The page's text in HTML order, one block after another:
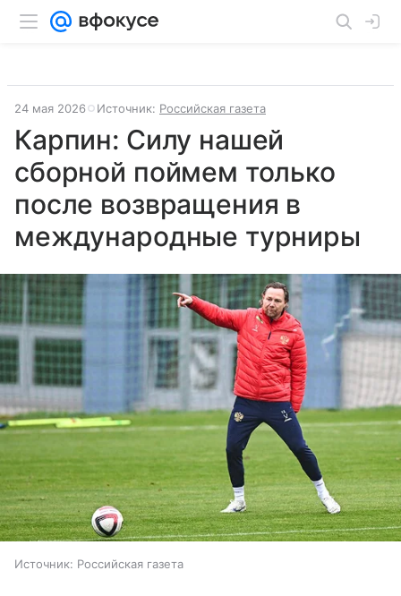
24 мая 2026 Источник: Российская газета
Карпин: Силу нашей
сборной поймем только
после возвращения в
международные турниры
Источник: Российская газета